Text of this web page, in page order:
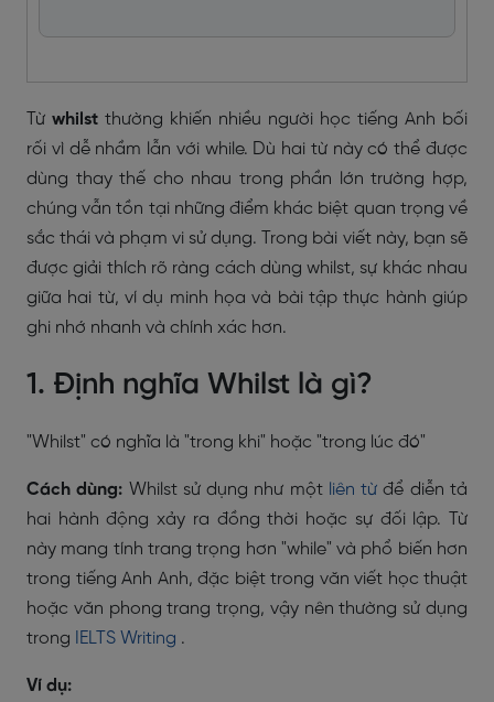
Từ whilst thường khiến nhiều người học tiếng Anh bối
rối vì dễ nhầm lẫn với while. Dù hai từ này có thể được
dùng thay thế cho nhau trong phần lớn trường hợp,
chúng vẫn tồn tại những điểm khác biệt quan trọng về
sắc thái và phạm vi sử dụng. Trong bài viết này, bạn sẽ
được giải thích rõ ràng cách dùng whilst, sự khác nhau
giữa hai từ, ví dụ minh họa và bài tập thực hành giúp
ghi nhớ nhanh và chính xác hơn.
1. Định nghĩa Whilst là gì?
"Whilst" có nghĩa là "trong khi" hoặc "trong lúc đó"
Cách dùng: Whilst sử dụng như một liên từ để diễn tả
hai hành động xảy ra đồng thời hoặc sự đối lập. Từ
này mang tính trang trọng hơn "while" và phổ biến hơn
trong tiếng Anh Anh, đặc biệt trong văn viết học thuật
hoặc văn phong trang trọng, vậy nên thường sử dụng
trong
IELTS Writing .
Ví dụ: